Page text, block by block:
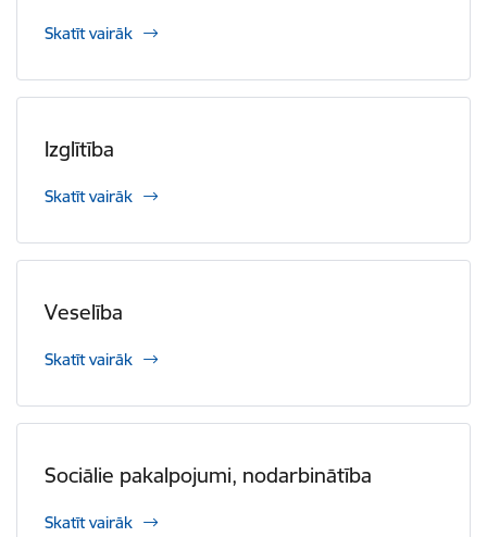
Skatīt vairāk
Izglītība
Skatīt vairāk
Veselība
Skatīt vairāk
Sociālie pakalpojumi, nodarbinātība
Skatīt vairāk